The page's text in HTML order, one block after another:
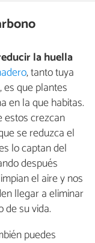
la huella
, tanto tuya
que plantes
en la que habitas.
estos crezcan
se reduzca el
lo captan del
después
el aire y nos
llegar a eliminar
de su vida.
puedes